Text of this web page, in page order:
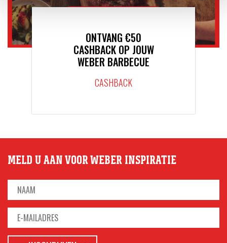
ONTVANG €50
CASHBACK OP JOUW
WEBER BARBECUE
CASHBACK
MELD U AAN VOOR WEBER INSPIRATIE